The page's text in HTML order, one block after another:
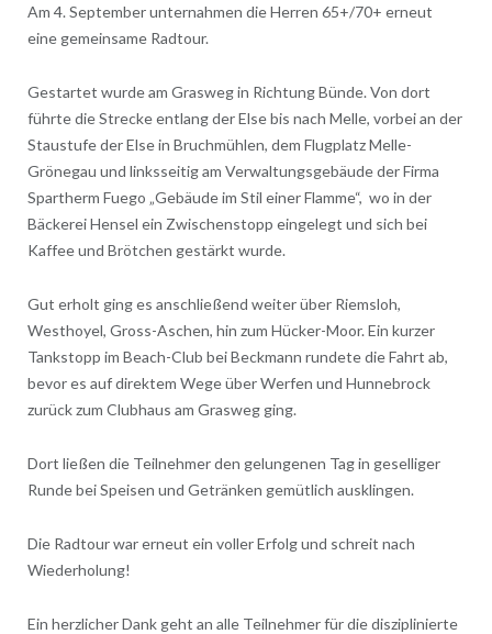
Am 4. September unternahmen die Herren 65+/70+ erneut
eine gemeinsame Radtour.
Gestartet wurde am Grasweg in Richtung Bünde. Von dort
führte die Strecke entlang der Else bis nach Melle, vorbei an der
Staustufe der Else in Bruchmühlen, dem Flugplatz Melle-
Grönegau und linksseitig am Verwaltungsgebäude der Firma
Spartherm Fuego „Gebäude im Stil einer Flamme“, wo in der
Bäckerei Hensel ein Zwischenstopp eingelegt und sich bei
Kaffee und Brötchen gestärkt wurde.
Gut erholt ging es anschließend weiter über Riemsloh,
Westhoyel, Gross-Aschen, hin zum Hücker-Moor. Ein kurzer
Tankstopp im Beach-Club bei Beckmann rundete die Fahrt ab,
bevor es auf direktem Wege über Werfen und Hunnebrock
zurück zum Clubhaus am Grasweg ging.
Dort ließen die Teilnehmer den gelungenen Tag in geselliger
Runde bei Speisen und Getränken gemütlich ausklingen.
Die Radtour war erneut ein voller Erfolg und schreit nach
Wiederholung!
Ein herzlicher Dank geht an alle Teilnehmer für die disziplinierte